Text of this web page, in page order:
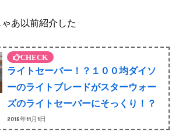
あ以前紹介した
ライトセーバー！？１００均ダイソ
ーのライトブレードがスターウォー
ズのライトセーバーにそっくり！？
2018年11月1日